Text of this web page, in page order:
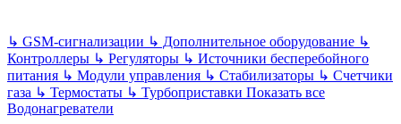
↳ GSM-сигнализации ↳ Дополнительное оборудование ↳
Контроллеры ↳ Регуляторы ↳ Источники бесперебойного
питания ↳ Модули управления ↳ Стабилизаторы ↳ Счетчики
газа ↳ Термостаты ↳ Турбоприставки Показать все
Водонагреватели